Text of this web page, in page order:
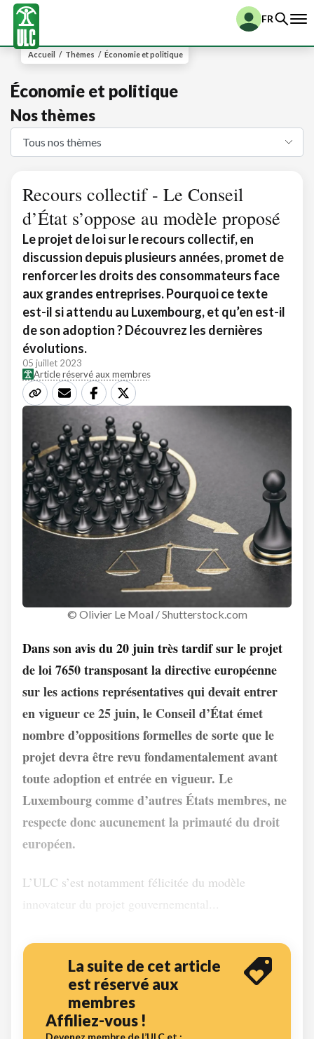
FR
Accueil / Thèmes / Économie et politique
Économie et politique
Nos thèmes
Recours collectif - Le Conseil
d’État s’oppose au modèle proposé
Le projet de loi sur le recours collectif, en
discussion depuis plusieurs années, promet de
renforcer les droits des consommateurs face
aux grandes entreprises. Pourquoi ce texte
est-il si attendu au Luxembourg, et qu’en est-il
de son adoption ? Découvrez les dernières
évolutions.
05 juillet 2023
Article réservé aux membres
© Olivier Le Moal / Shutterstock.com
Dans son avis du 20 juin très tardif sur le projet
de loi 7650 transposant la directive européenne
sur les actions représentatives qui devait entrer
en vigueur ce 25 juin, le Conseil d’État émet
nombre d’oppositions formelles de sorte que le
projet devra être revu fondamentalement avant
toute adoption et entrée en vigueur. Le
Luxembourg comme d’autres États membres, ne
respecte donc aucunement la primauté du droit
européen.
L’ULC s’est notamment félicitée du modèle
innovateur du projet gouvernemental...
La suite de cet article
est réservé aux
membres
Affiliez-vous !
Devenez membre de l’ULC et :